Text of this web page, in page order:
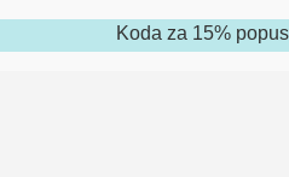
Koda za 15%